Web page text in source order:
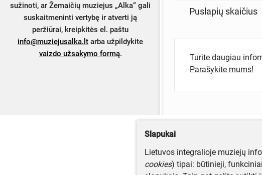
sužinoti, ar Žemaičių muziejus „Alka“ gali
suskaitmeninti vertybę ir atverti ją
peržiūrai, kreipkitės el. paštu
info@muziejusalka.lt arba užpildykite
vaizdo užsakymo formą.
Puslapių skaičius
Turite daugiau
Parašykite mums!
Slapukai
Lietuvos integralioje muziejų
cookies) tipai: būtinieji,